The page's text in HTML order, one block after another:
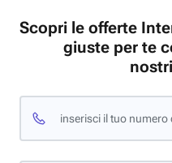
Scopri le offerte
giuste per te
inserisci il tuo numero